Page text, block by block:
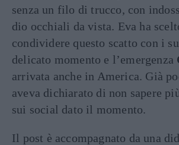
senza un filo di trucco, con
dio occhiali da vista. Eva ha
condividere questo scatto con i
delicato momento e l’emergenza
arrivata anche in America. Già
aveva dichiarato di non sapere
sui social dato il momento.
Il post è accompagnato da una